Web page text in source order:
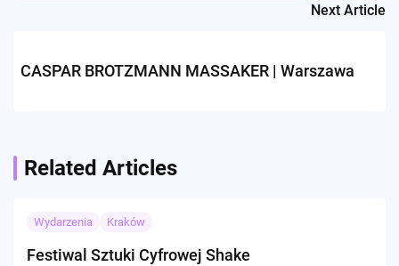
Next Article
CASPAR BROTZMANN MASSAKER | Warszawa
Related Articles
Wydarzenia Kraków
Festiwal Sztuki Cyfrowej Shake